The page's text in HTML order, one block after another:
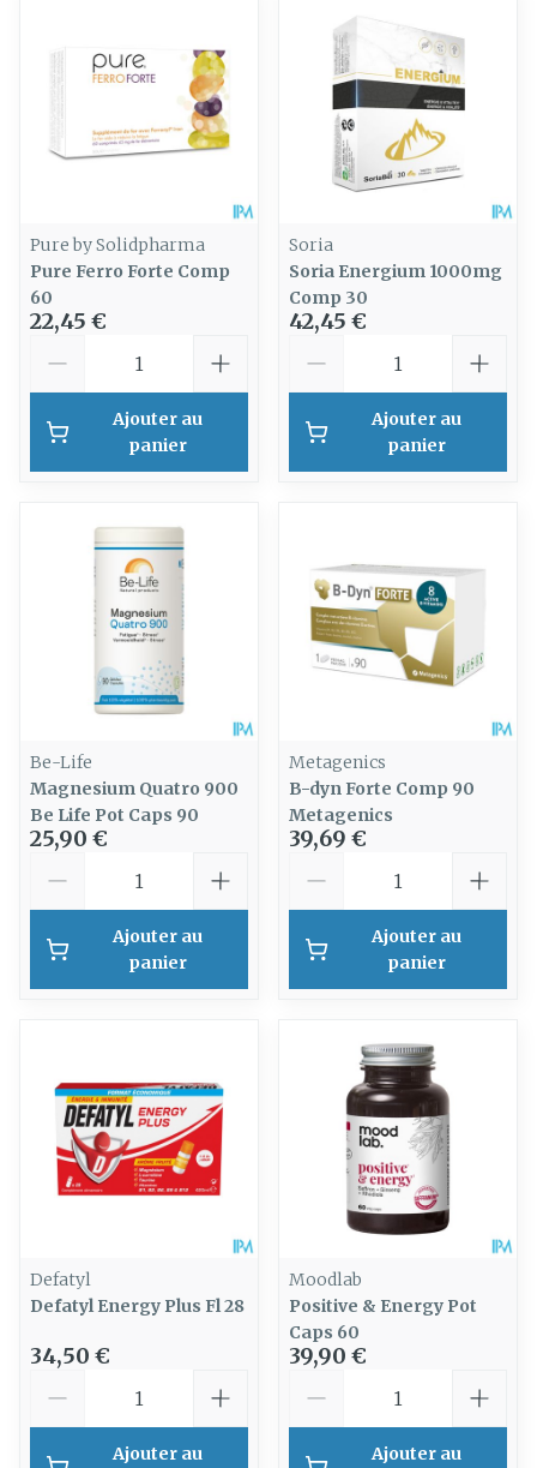
Pure by Solidpharma
Pure Ferro Forte Comp
60
22,45 €
Ajouter au
panier
Soria
Soria Energium 1000mg
Comp 30
42,45 €
Ajouter au
panier
Be-Life
Magnesium Quatro 900
Be Life Pot Caps 90
25,90 €
Ajouter au
panier
Metagenics
B-dyn Forte Comp 90
Metagenics
39,69 €
Ajouter au
panier
Defatyl
Defatyl Energy Plus Fl 28
34,50 €
Ajouter au
Moodlab
Positive & Energy Pot
Caps 60
39,90 €
Ajouter au